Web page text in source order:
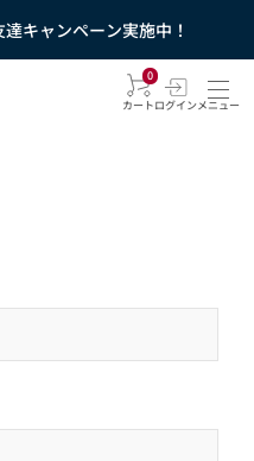
キャンペーン実施中！
0
カートログインメニュー